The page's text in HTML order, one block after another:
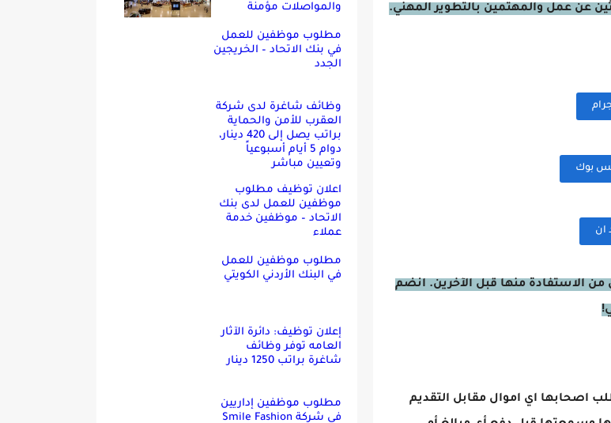
عن عمل والمهتمين بالتطوير المهني.
بوك
ان
الاستفادة منها قبل الآخرين. انضم
اصحابها اي اموال مقابل التقديم
والمواصلات مؤمنة
مطلوب موظفين للعمل
في بنك الاتحاد – الخريجين
الجدد
وظائف شاغرة لدى شركة
العقرب للأمن والحماية
براتب يصل إلى 420 دينار،
دوام 5 أيام أسبوعياً
وتعيين مباشر
اعلان توظيف مطلوب
موظفين للعمل لدى بنك
الاتحاد – موظفين خدمة
عملاء
مطلوب موظفين للعمل
في البنك الأردني الكويتي
إعلان توظيف: دائرة الآثار
العامه توفر وظائف
شاغرة براتب 1250 دينار
مطلوب موظفين إداريين
في شركة Smile Fashion